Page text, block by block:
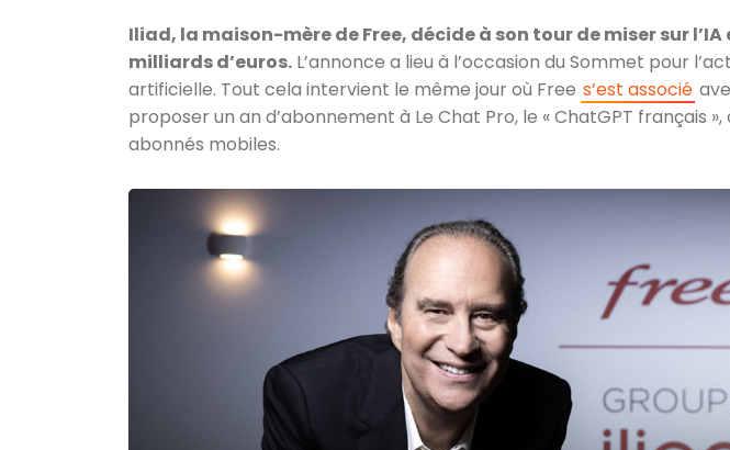
Iliad, la maison-mère de Free, décide à son tour de miser sur
milliards d’euros. L’annonce a lieu à l’occasion du Sommet pour
artificielle. Tout cela intervient le même jour où Free s’est associé
proposer un an d’abonnement à Le Chat Pro, le « ChatGPT français »,
abonnés mobiles.